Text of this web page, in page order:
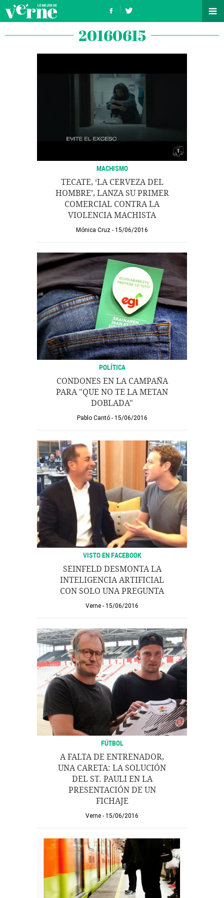
20160615
MACHISMO
TECATE, ‘LA CERVEZA DEL
HOMBRE’, LANZA SU PRIMER
COMERCIAL CONTRA LA
VIOLENCIA MACHISTA
Mónica Cruz 15/06/2016
POLÍTICA
CONDONES EN LA CAMPAÑA
PARA "QUE NO TE LA METAN
DOBLADA"
Pablo Cantó 15/06/2016
VISTO EN FACEBOOK
SEINFELD DESMONTA LA
INTELIGENCIA ARTIFICIAL
CON SOLO UNA PREGUNTA
Verne 15/06/2016
FÚTBOL
A FALTA DE ENTRENADOR,
UNA CARETA: LA SOLUCIÓN
DEL ST. PAULI EN LA
PRESENTACIÓN DE UN
FICHAJE
Verne 15/06/2016